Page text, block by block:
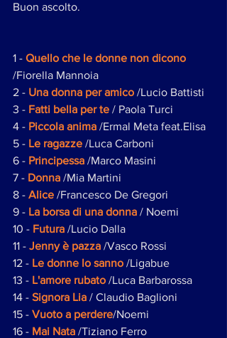
Buon ascolto.
1 - Quello che le donne non dicono
/Fiorella Mannoia
2 - Una donna per amico /Lucio Battisti
3 - Fatti bella per te / Paola Turci
4 - Piccola anima /Ermal Meta feat.Elisa
5 - Le ragazze /Luca Carboni
6 - Principessa /Marco Masini
7 - Donna /Mia Martini
8 - Alice /Francesco De Gregori
9 - La borsa di una donna / Noemi
10 - Futura /Lucio Dalla
11 - Jenny è pazza /Vasco Rossi
12 - Le donne lo sanno /Ligabue
13 - L'amore rubato /Luca Barbarossa
14 - Signora Lia / Claudio Baglioni
15 - Vuoto a perdere/Noemi
16 - Mai Nata /Tiziano Ferro